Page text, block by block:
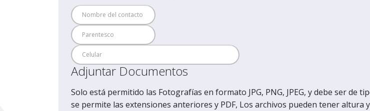
Adjuntar Documentos
Solo está permitido las Fotografías en formato JPG, PNG, JPEG, y debe ser de
se permite las extensiones anteriores y PDF, Los archivos pueden tener